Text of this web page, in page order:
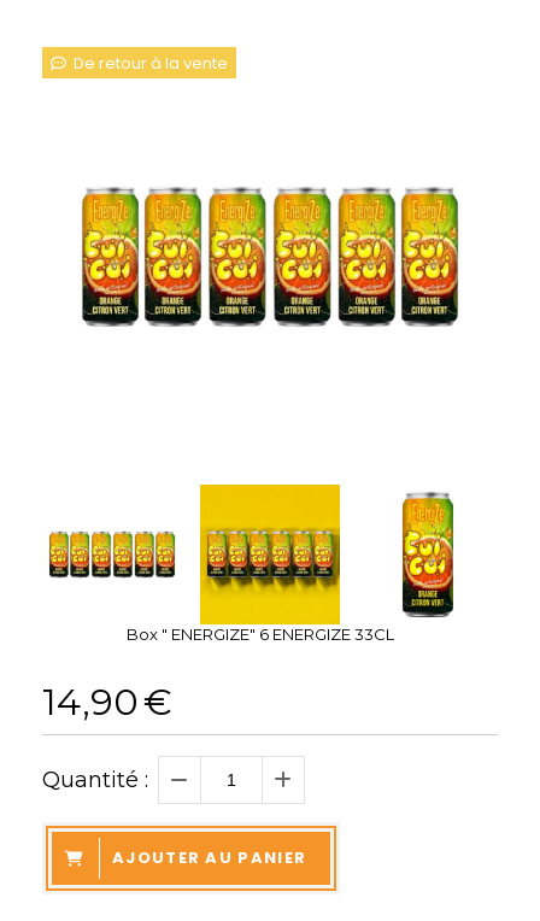
De retour à la vente
Box " ENERGIZE" 6 ENERGIZE 33CL
14,90€
Quantité :
AJOUTER AU PANIER